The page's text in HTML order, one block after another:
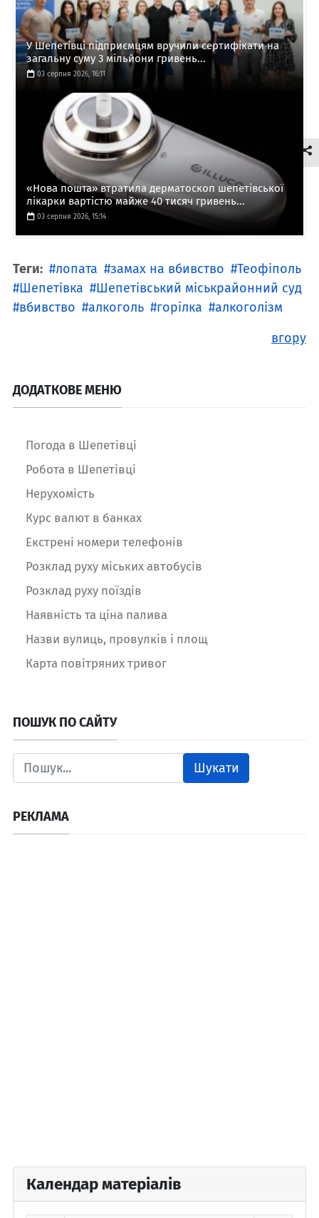
У Шепетівці підприємцям вручили сертифікати на
загальну суму 3 мільйони гривень...
03 серпня 2026, 16:11
«Нова пошта» втратила дерматоскоп шепетівської
лікарки вартістю майже 40 тисяч гривень...
03 серпня 2026, 15:14
Теги: лопата замах на вбивство
Теофіполь
Шепетівка
Шепетівський міськрайонний суд
вбивство
алкоголь горілка
алкоголізм
вгору
ДОДАТКОВЕ МЕНЮ
Погода в Шепетівці
Робота в Шепетівці
Нерухомість
Курс валют в банках
Екстрені номери телефонів
Розклад руху міських автобусів
Розклад руху поїздів
Наявність та ціна палива
Назви вулиць, провулків і площ
Карта повітряних тривог
ПОШУК ПО САЙТУ
Шукати
РЕКЛАМА
Календар матеріалів